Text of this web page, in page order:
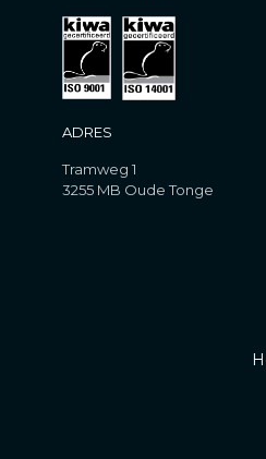
ADRES
Tramweg 1
3255 MB Oude Tonge